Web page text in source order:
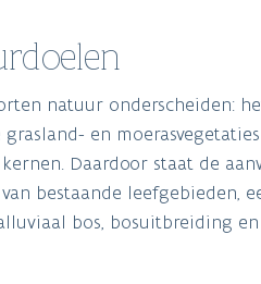
natuur onderscheiden:
en
Daardoor staat de
bestaande
bos, bosuitbreiding